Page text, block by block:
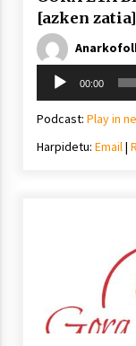
[azken zatia]
Soinu
erreproduzigailua
00:00
Podcast: Play in
Harpidetu: Email|